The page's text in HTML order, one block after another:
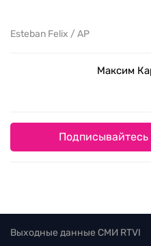
Esteban Felix / AP
Максим
Подписывайтесь
Выходные данные СМИ RTVI